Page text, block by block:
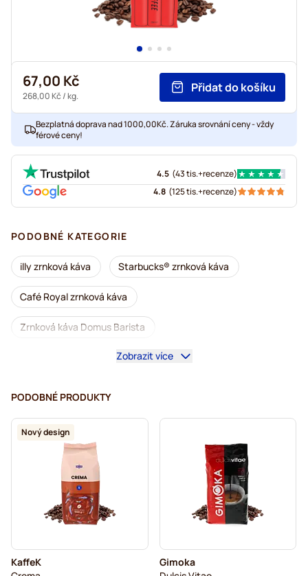
67,00 Kč
268,00 Kč / kg.
Přidat do košíku
Bezplatná doprava nad 1000,00Kč. Záruka srovnání ceny - vždy
férové ceny!
4.5 (43 tis.+recenze)
4.8 (125 tis.+recenze)
PODOBNÉ KATEGORIE
illy zrnková káva Starbucks® zrnková káva
Café Royal zrnková káva
Zrnková káva Domus Barista
Kávovary na zrnkovou kávu Zrnková káva bez kofeinu
Caffè Borbone zrnková káva Merrild zrnková káva
Garibaldi zrnková káva
Tonino Lamborghini zrnková káva
Gimoka zrnková káva Zrnková káva Kaffekapslen
Zobrazit více
PODOBNÉ PRODUKTY
Nový design
KaffeK
Gimoka